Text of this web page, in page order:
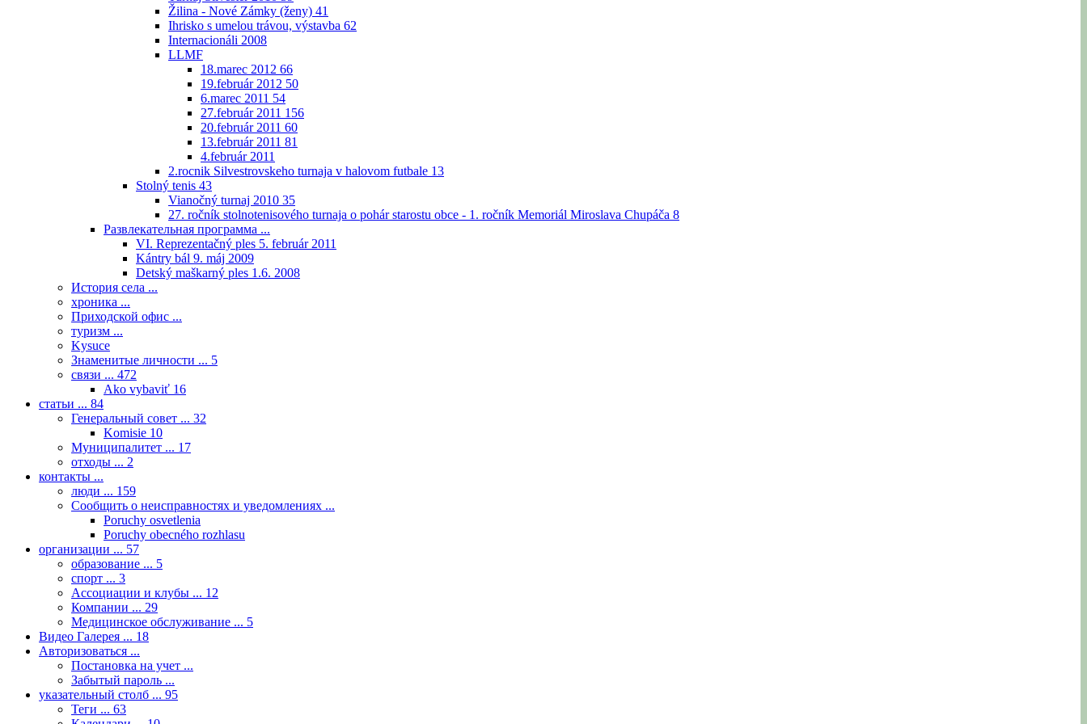
Žilina - Nové Zámky (ženy) 41
Ihrisko s umelou trávou, výstavba 62
Internacionáli 2008
LLMF
18.marec 2012 66
19.február 2012 50
6.marec 2011 54
27.február 2011 156
20.február 2011 60
13.február 2011 81
4.február 2011
2.rocnik Silvestrovskeho turnaja v halovom futbale 13
Stolný tenis 43
Vianočný turnaj 2010 35
27. ročník stolnotenisového turnaja o pohár starostu obce - 1. ročník Memoriál Miroslava Chupáča 8
Развлекательная программа ...
VI. Reprezentačný ples 5. február 2011
Kántry bál 9. máj 2009
Detský maškarný ples 1.6. 2008
История села ...
хроника ...
Приходской офис ...
туризм ...
Kysuce
Знаменитые личности ... 5
связи ... 472
Ako vybaviť 16
статьи ... 84
Генеральный совет ... 32
Komisie 10
Муниципалитет ... 17
отходы ... 2
контакты ...
люди ... 159
Сообщить о неисправностях и уведомлениях ...
Poruchy osvetlenia
Poruchy obecného rozhlasu
организации ... 57
образование ... 5
спорт ... 3
Ассоциации и клубы ... 12
Компании ... 29
Медицинское обслуживание ... 5
Видео Галерея ... 18
Авторизоваться ...
Постановка на учет ...
Забытый пароль ...
указательный столб ... 95
Теги ... 63